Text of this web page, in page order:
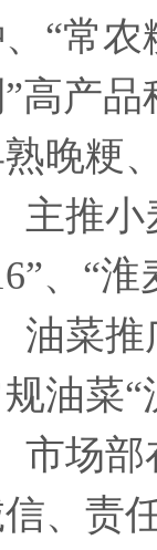
“常
高产
晚粳
主推小
、“
油菜推
油菜“
市场部
、责